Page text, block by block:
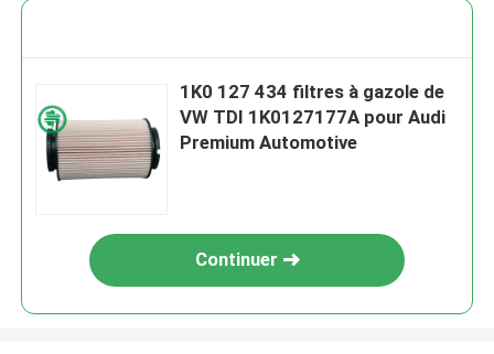
1K0 127 434 filtres à gazole de
VW TDI 1K0127177A pour Audi
Premium Automotive
Continuer